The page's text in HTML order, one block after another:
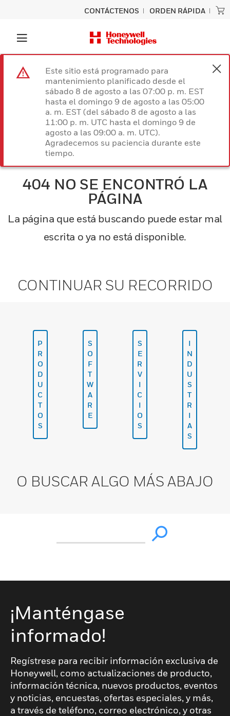
CONTÁCTENOS ORDEN RÁPIDA
Este sitio está programado para
mantenimiento planificado desde el
sábado 8 de agosto a las 07:00 p. m. EST
hasta el domingo 9 de agosto a las 05:00
a. m. EST (del sábado 8 de agosto a las
11:00 p. m. UTC hasta el domingo 9 de
agosto a las 09:00 a. m. UTC).
Agradecemos su paciencia durante este
tiempo.
404 NO SE ENCONTRÓ LA
PÁGINA
La página que está buscando puede estar mal
escrita o ya no está disponible.
CONTINUAR SU RECORRIDO
P
R
O
D
U
C
T
O
S
S
O
F
T
W
A
R
E
S
E
R
V
I
C
I
O
S
I
N
D
U
S
T
R
I
A
S
O BUSCAR ALGO MÁS ABAJO
¡Manténgase
informado!
Regístrese para recibir información exclusiva de
Honeywell, como actualizaciones de producto,
información técnica, nuevos productos, eventos
y noticias, encuestas, ofertas especiales, y más,
a través de teléfono, correo electrónico, y otras